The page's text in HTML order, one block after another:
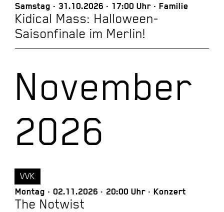
Samstag 31.10.2026 17:00 Uhr Familie
Kidical Mass: Halloween-
Saisonfinale im Merlin!
November
2026
Montag 02.11.2026 20:00 Uhr Konzert
The Notwist
VVK